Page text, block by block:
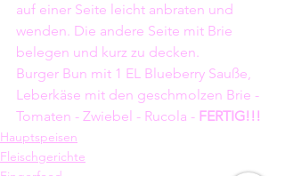
auf einer Seite leicht anbraten und
wenden. Die andere Seite mit Brie
belegen und kurz zu decken.
Burger Bun mit 1 EL Blueberry Sauße,
Leberkäse mit den geschmolzen Brie -
Tomaten - Zwiebel - Rucola - FERTIG!!!
Hauptspeisen
Fleischgerichte